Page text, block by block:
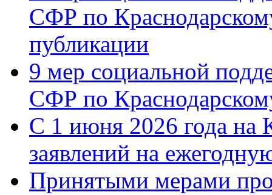
СФР по
публикации
9 мер социальной
СФР по
С 1 июня 2026 года на
заявлений на
Принятыми мерами